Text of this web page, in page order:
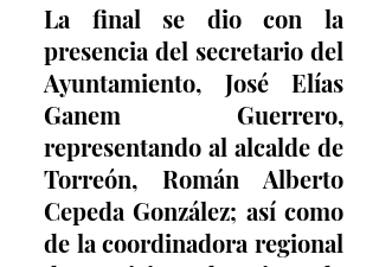
La final se dio con la
presencia del secretario del
Ayuntamiento, José Elías
Ganem Guerrero,
representando al alcalde de
Torreón, Román Alberto
Cepeda González; así como
de la coordinadora regional